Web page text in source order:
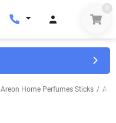
0
Areon Home Perfumes Sticks /